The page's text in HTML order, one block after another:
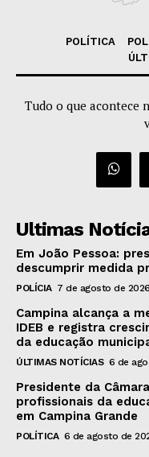
POLÍTICA
Tudo o que acontece
Ultimas
Em João Pessoa:
descumprir medida
POLÍCIA 7 de agosto de 2026
Campina alcança a
IDEB e registra
da educação
ÚLTIMAS NOTÍCIAS 6 de
Presidente da
profissionais da
em Campina Grande
POLÍTICA 6 de agosto de